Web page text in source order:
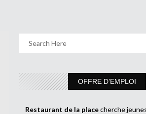
OFFRE D’EMPLOI
Restaurant de la placecherche